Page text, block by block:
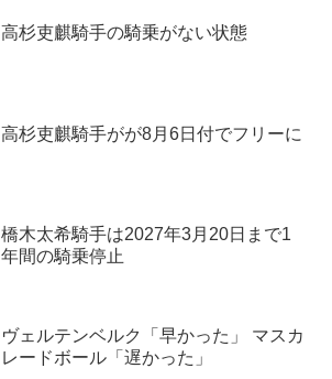
高杉吏麒騎手の騎乗がない状態
高杉吏麒騎手がが8月6日付でフリーに
橋木太希騎手は2027年3月20日まで1
年間の騎乗停止
ヴェルテンベルク「早かった」 マスカ
レードボール「遅かった」